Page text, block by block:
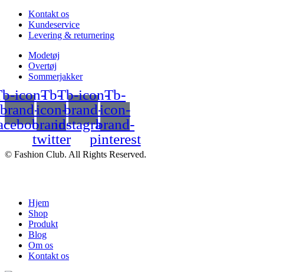
Kontakt os
Kundeservice
Levering & returnering
Modetøj
Overtøj
Sommerjakker
icon-
brand-
Tb-
icon-
brand-
twitter
Tb-icon-
brand-
instagram
Tb-
icon-
brand-
pinterest
© Fashion Club. All Rights Reserved.
Hjem
Shop
Produkt
Blog
Om os
Kontakt os